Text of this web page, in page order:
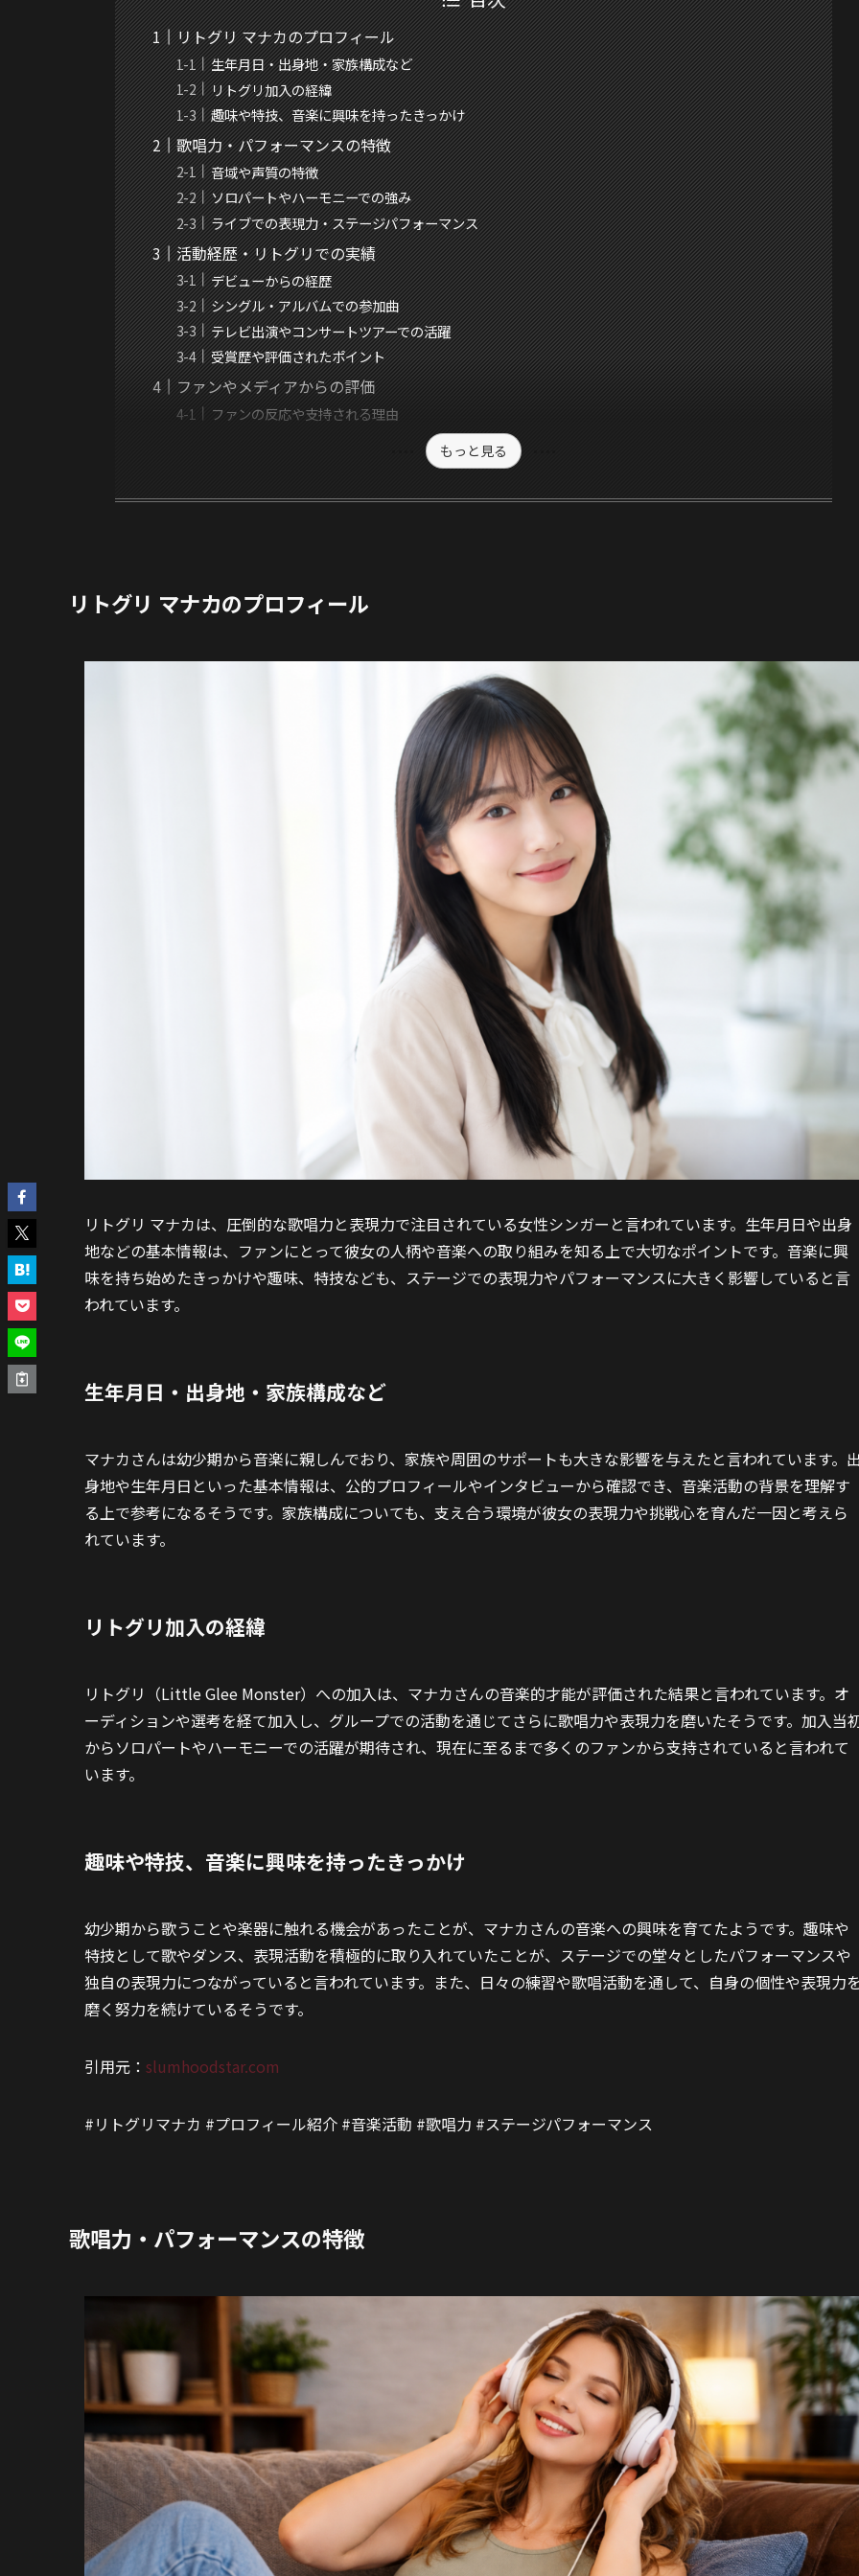
リトグリ マナカのプロフィール
生年月日・出身地・家族構成など
リトグリ加入の経緯
趣味や特技、音楽に興味を持ったきっかけ
歌唱力・パフォーマンスの特徴
音域や声質の特徴
ソロパートやハーモニーでの強み
ライブでの表現力・ステージパフォーマンス
活動経歴・リトグリでの実績
デビューからの経歴
シングル・アルバムでの参加曲
テレビ出演やコンサートツアーでの活躍
受賞歴や評価されたポイント
ファンやメディアからの評価
ファンの反応や支持される理由
もっと見る
リトグリ マナカのプロフィール
リトグリ マナカは、圧倒的な歌唱力と表現力で注目されている女性シンガーと言われています。生年月日や出身
地などの基本情報は、ファンにとって彼女の人柄や音楽への取り組みを知る上で大切なポイントです。音楽に興
味を持ち始めたきっかけや趣味、特技なども、ステージでの表現力やパフォーマンスに大きく影響していると言
われています。
生年月日・出身地・家族構成など
マナカさんは幼少期から音楽に親しんでおり、家族や周囲のサポートも大きな影響を与えたと言われています。
身地や生年月日といった基本情報は、公的プロフィールやインタビューから確認でき、音楽活動の背景を理解す
る上で参考になるそうです。家族構成についても、支え合う環境が彼女の表現力や挑戦心を育んだ一因と考えら
れています。
リトグリ加入の経緯
リトグリ（Little Glee Monster）への加入は、マナカさんの音楽的才能が評価された結果と言われています。オ
ーディションや選考を経て加入し、グループでの活動を通じてさらに歌唱力や表現力を磨いたそうです。加入当
からソロパートやハーモニーでの活躍が期待され、現在に至るまで多くのファンから支持されていると言われて
います。
趣味や特技、音楽に興味を持ったきっかけ
幼少期から歌うことや楽器に触れる機会があったことが、マナカさんの音楽への興味を育てたようです。趣味や
特技として歌やダンス、表現活動を積極的に取り入れていたことが、ステージでの堂々としたパフォーマンスや
独自の表現力につながっていると言われています。また、日々の練習や歌唱活動を通して、自身の個性や表現力
磨く努力を続けているそうです。
引用元： slumhoodstar.com
#リトグリマナカ #プロフィール紹介 #音楽活動 #歌唱力 #ステージパフォーマンス
歌唱力・パフォーマンスの特徴